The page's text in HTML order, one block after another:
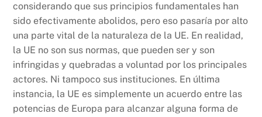
considerando que sus principios fundamentales han
sido efectivamente abolidos, pero eso pasaría por alto
una parte vital de la naturaleza de la UE. En realidad,
la UE no son sus normas, que pueden ser y son
infringidas y quebradas a voluntad por los principales
actores. Ni tampoco sus instituciones. En última
instancia, la UE es simplemente un acuerdo entre las
potencias de Europa para alcanzar alguna forma de